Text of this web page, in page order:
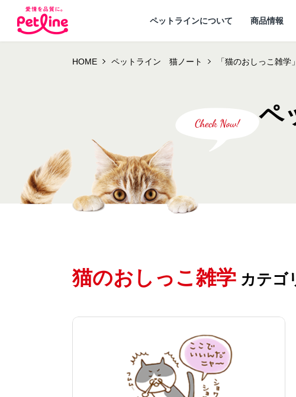
ペットラインについて
ペットラインが
商品情報
ドッグフード
HOME ペットライン 猫ノート 「猫のおしっこ雑
ペ
猫のおしっこ雑学 カテゴ